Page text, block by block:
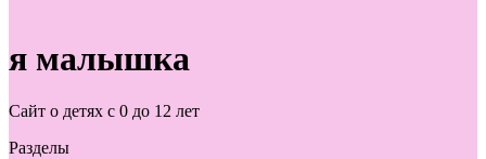
я малышка
Сайт о детях с 0 до 12 лет
Разделы